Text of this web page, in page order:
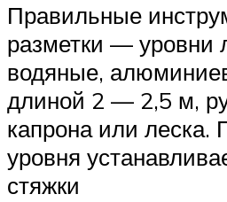
Правильные
разметки — уровни
водяные,
длиной 2 — 2,5 м,
капрона или
уровня
стяжки